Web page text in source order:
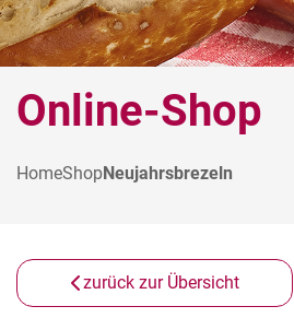
Online-Shop
HomeShopNeujahrsbrezeln
zurück zur Übersicht